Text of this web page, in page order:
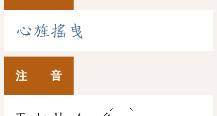
心旌搖 曳
注 音
ˊ ˋ